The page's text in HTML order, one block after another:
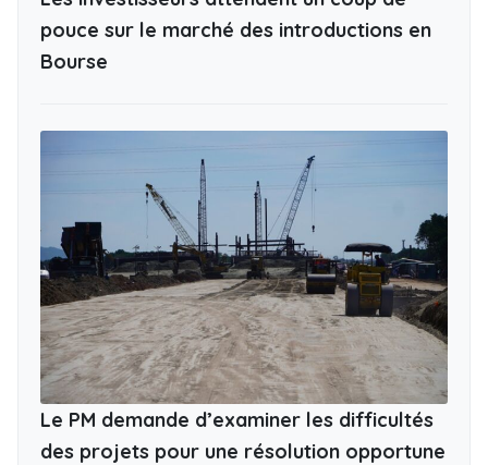
pouce sur le marché des introductions en
Bourse
Le PM demande d’examiner les difficultés
des projets pour une résolution opportune